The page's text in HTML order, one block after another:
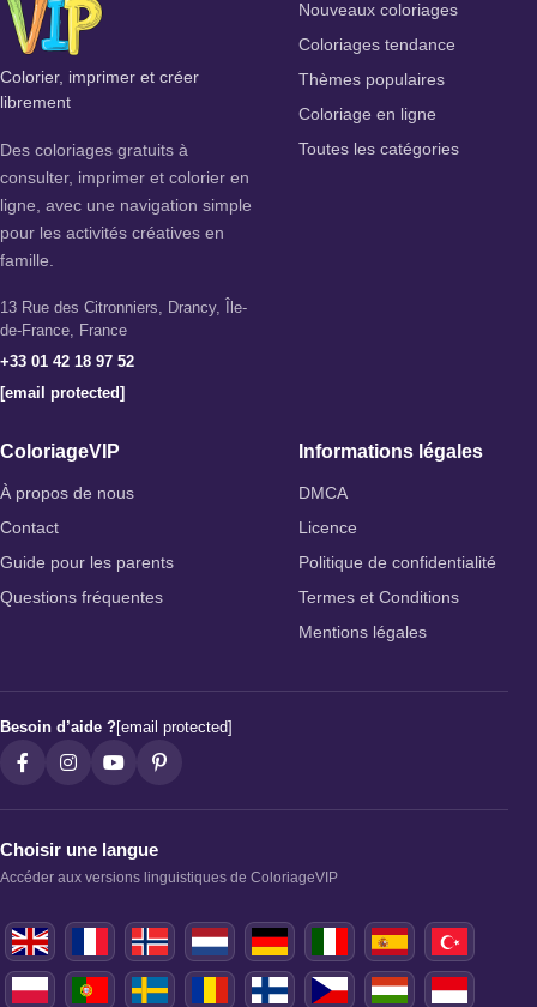
Colorier, imprimer et créer
librement
Des coloriages gratuits à
consulter, imprimer et colorier en
ligne, avec une navigation simple
pour les activités créatives en
famille.
13 Rue des Citronniers, Drancy, Île-
de-France, France
+33 01 42 18 97 52
[email protected]
Nouveaux coloriages
Coloriages tendance
Thèmes populaires
Coloriage en ligne
Toutes les catégories
ColoriageVIP
À propos de nous
Contact
Guide pour les parents
Questions fréquentes
Informations légales
DMCA
Licence
Politique de confidentialité
Termes et Conditions
Mentions légales
Besoin d’aide ?[email protected]
Choisir une langue
Accéder aux versions linguistiques de ColoriageVIP